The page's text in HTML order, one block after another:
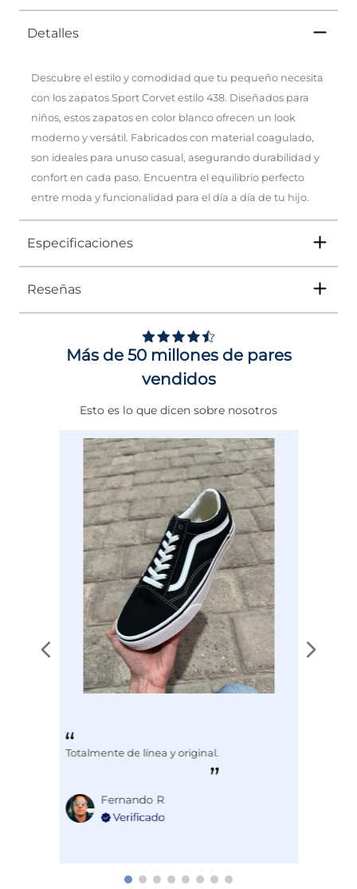
Detalles
Descubre el estilo y comodidad que tu pequeño necesita
con los zapatos Sport Corvet estilo 438. Diseñados para
niños, estos zapatos en color blanco ofrecen un look
moderno y versátil. Fabricados con material coagulado,
son ideales para unuso casual, asegurando durabilidad y
confort en cada paso. Encuentra el equilibrio perfecto
entre moda y funcionalidad para el día a día de tu hijo.
Especificaciones
Tipo
Género Niño
DE 0 A 4 cms
NORMAL
BLANCO
Reseñas
Más de 50 millones de pares
vendidos
Esto es lo que dicen sobre nosotros
Totalmente de línea y original.
Fernando R